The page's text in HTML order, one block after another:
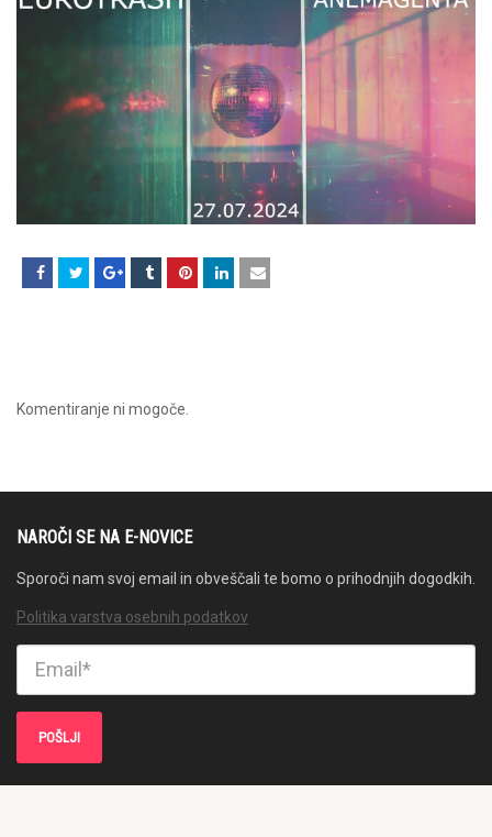
Komentiranje ni mogoče.
NAROČI SE NA E-NOVICE
Sporoči nam svoj email in obveščali te bomo o prihodnjih dogodkih.
Politika varstva osebnih podatkov